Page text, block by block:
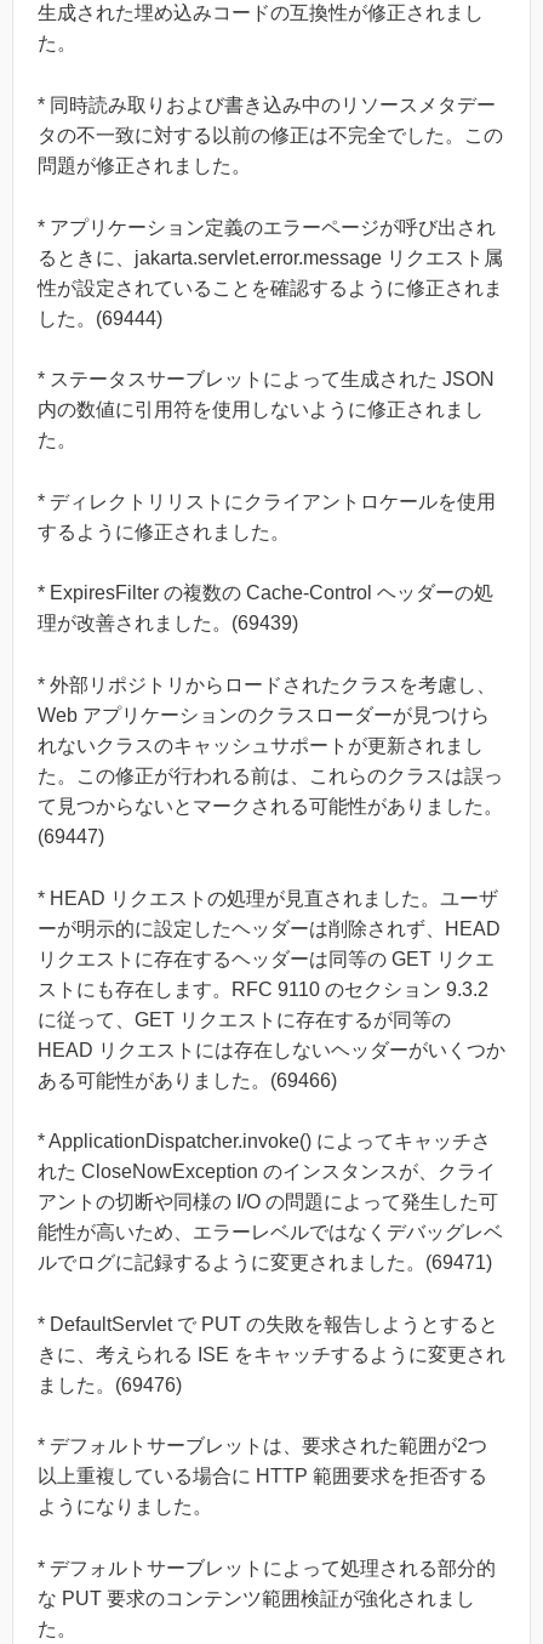
生成された埋め込みコードの互換性が修正されまし
た。
* 同時読み取りおよび書き込み中のリソースメタデー
タの不一致に対する以前の修正は不完全でした。この
問題が修正されました。
* アプリケーション定義のエラーページが呼び出され
るときに、jakarta.servlet.error.message リクエスト属
性が設定されていることを確認するように修正されま
した。(69444)
* ステータスサーブレットによって生成された JSON
内の数値に引用符を使用しないように修正されまし
た。
* ディレクトリリストにクライアントロケールを使用
するように修正されました。
* ExpiresFilter の複数の Cache-Control ヘッダーの処
理が改善されました。(69439)
* 外部リポジトリからロードされたクラスを考慮し、
Web アプリケーションのクラスローダーが見つけら
れないクラスのキャッシュサポートが更新されまし
た。この修正が行われる前は、これらのクラスは誤っ
て見つからないとマークされる可能性がありました。
(69447)
* HEAD リクエストの処理が見直されました。ユーザ
ーが明示的に設定したヘッダーは削除されず、HEAD
リクエストに存在するヘッダーは同等の GET リクエ
ストにも存在します。RFC 9110 のセクション 9.3.2
に従って、GET リクエストに存在するが同等の
HEAD リクエストには存在しないヘッダーがいくつか
ある可能性がありました。(69466)
* ApplicationDispatcher.invoke() によってキャッチさ
れた CloseNowException のインスタンスが、クライ
アントの切断や同様の I/O の問題によって発生した可
能性が高いため、エラーレベルではなくデバッグレベ
ルでログに記録するように変更されました。(69471)
* DefaultServlet で PUT の失敗を報告しようとすると
きに、考えられる ISE をキャッチするように変更され
ました。(69476)
* デフォルトサーブレットは、要求された範囲が2つ
以上重複している場合に HTTP 範囲要求を拒否する
ようになりました。
* デフォルトサーブレットによって処理される部分的
な PUT 要求のコンテンツ範囲検証が強化されまし
た。